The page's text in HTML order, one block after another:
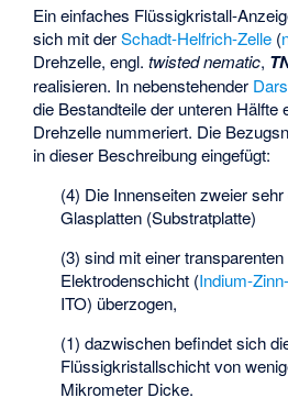
Ein einfaches Flüssigkristall-
sich mit derSchadt-Helfrich-Zelle (
Drehzelle, engl.twisted nematic,
realisieren. In nebenstehender
die Bestandteile der unteren Hälfte
Drehzelle nummeriert. Die
in dieser Beschreibung eingefügt:
(4) Die Innenseiten zweier sehr
Glasplatten (Substratplatte)
(3) sind mit einer transparenten
Elektrodenschicht (Indium-
ITO) überzogen,
(1) dazwischen befindet sich
Flüssigkristallschicht von
Mikrometer Dicke.